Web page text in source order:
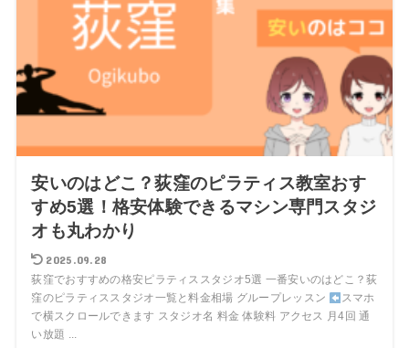
安いのはどこ？荻窪のピラティス教室おす
すめ5選！格安体験できるマシン専門スタジ
オも丸わかり
2025.09.28
荻窪でおすすめの格安ピラティススタジオ5選 一番安いのはどこ？荻
窪のピラティススタジオ一覧と料金相場 グループレッスン
スマホ
で横スクロールできます スタジオ名 料金 体験料 アクセス 月4回 通
い放題 ...